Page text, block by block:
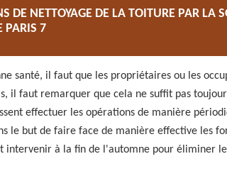
DE NETTOYAGE DE LA TOITURE PAR LA
PARIS 7
santé, il faut que les propriétaires ou les
il faut remarquer que cela ne suffit pas
effectuer les opérations de manière
le but de faire face de manière effective les
intervenir à la fin de l'automne pour éliminer